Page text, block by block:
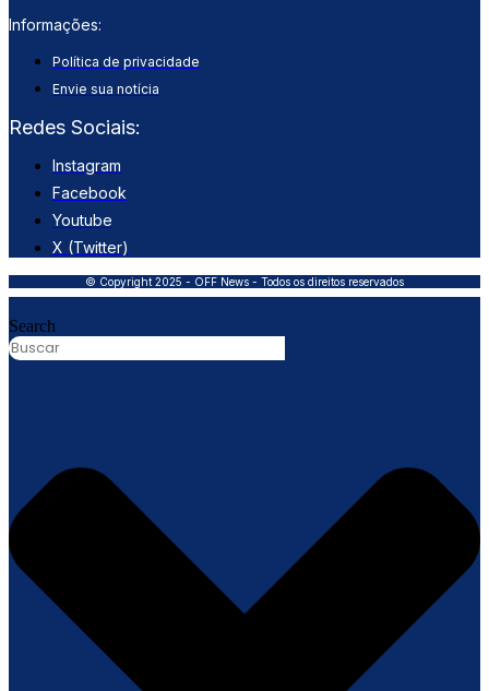
Informações:
Política de privacidade
Envie sua notícia
Redes Sociais:
Instagram
Facebook
Youtube
X (Twitter)
© Copyright 2025 - OFF News - Todos os direitos reservados
Search